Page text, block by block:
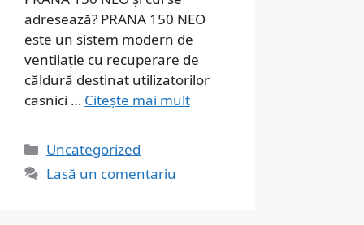
adresează? PRANA 150 NEO
este un sistem modern de
ventilație cu recuperare de
căldură destinat utilizatorilor
casnici … Citește mai mult
Categorii
Uncategorized
Lasă un comentariu